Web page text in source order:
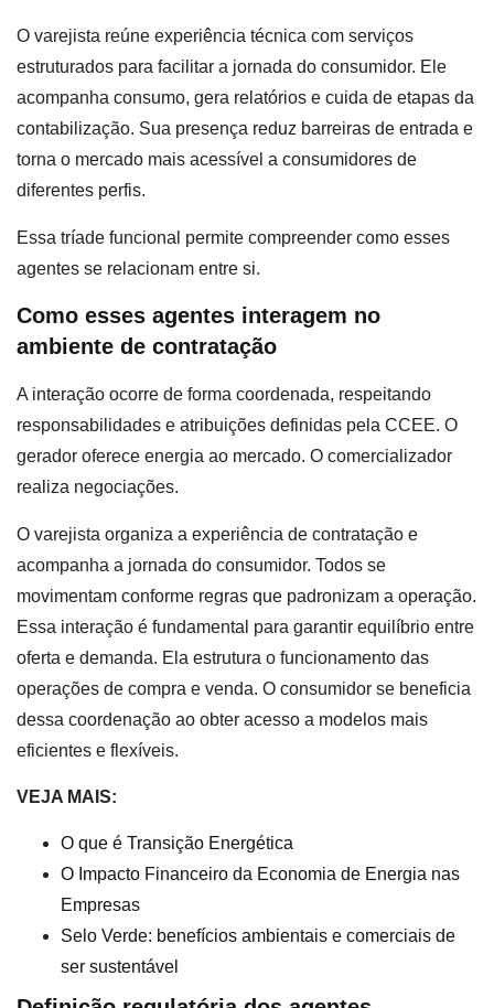
O varejista reúne experiência técnica com serviços
estruturados para facilitar a jornada do consumidor. Ele
acompanha consumo, gera relatórios e cuida de etapas da
contabilização. Sua presença reduz barreiras de entrada e
torna o mercado mais acessível a consumidores de
diferentes perfis.
Essa tríade funcional permite compreender como esses
agentes se relacionam entre si.
Como esses agentes interagem no
ambiente de contratação
A interação ocorre de forma coordenada, respeitando
responsabilidades e atribuições definidas pela CCEE. O
gerador oferece energia ao mercado. O comercializador
realiza negociações.
O varejista organiza a experiência de contratação e
acompanha a jornada do consumidor. Todos se
movimentam conforme regras que padronizam a operação.
Essa interação é fundamental para garantir equilíbrio entre
oferta e demanda. Ela estrutura o funcionamento das
operações de compra e venda. O consumidor se beneficia
dessa coordenação ao obter acesso a modelos mais
eficientes e flexíveis.
VEJA MAIS:
O que é Transição Energética
O Impacto Financeiro da Economia de Energia nas
Empresas
Selo Verde: benefícios ambientais e comerciais de
ser sustentável